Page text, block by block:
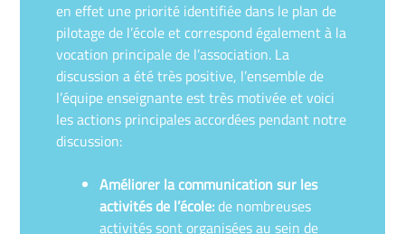
en effet une priorité identifiée dans le plan de
pilotage de l’école et correspond également à la
vocation principale de l’association. La
discussion a été très positive, l’ensemble de
l’équipe enseignante est très motivée et voici
les actions principales accordées pendant notre
discussion:
Améliorer la communication sur les
activités de l’école:de nombreuses
activités sont organisées au sein de